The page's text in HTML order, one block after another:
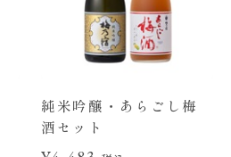
純米吟醸・あらごし梅
酒セット